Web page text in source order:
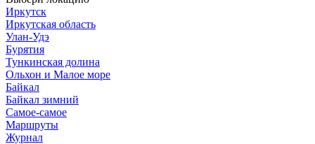
Иркутск
Иркутская область
Улан-Удэ
Бурятия
Тункинская долина
Ольхон и Малое море
Байкал
Байкал зимний
Самое-самое
Маршруты
Журнал